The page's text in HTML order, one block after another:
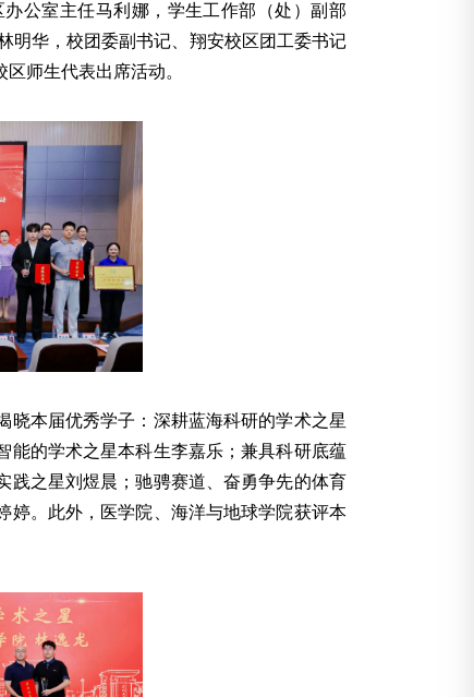
公室主任马利娜，学生工作部（处）副部
明华，校团委副书记、翔安校区团工委书记
师生代表出席活动。
晓本届优秀学子：深耕蓝海科研的学术之星
能的学术之星本科生李嘉乐；兼具科研底蕴
践之星刘煜晨；驰骋赛道、奋勇争先的体育
婷。此外，医学院、海洋与地球学院获评本